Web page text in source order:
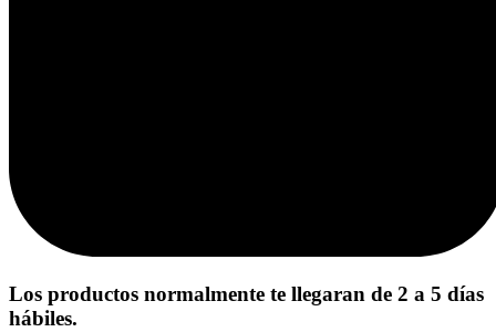
Los productos normalmente te llegaran de 2 a 5 días
hábiles.